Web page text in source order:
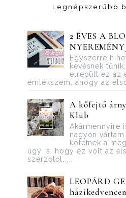
Legnépszerűbb
2 ÉVES A
Egyszerre
kevésnek
elrepült ez az
emlékszem, ahogy az
A kőfejtő
Klub
Akármennyire
nagyon
kötetnek a
úgy is, hogy ez volt az
szerzőtől, ...
LEOPÁRD